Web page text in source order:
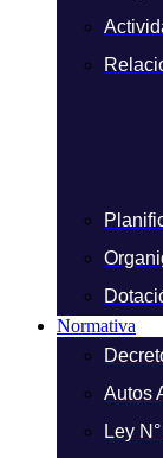
Normativa
Autos
Ley